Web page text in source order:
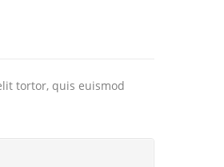
tortor, quis euismod